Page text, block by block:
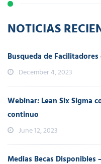
NOTICIAS
Busqueda de
December 4, 2023
Webinar: Lean Six Sigma
continuo
June 12, 2023
Medias Becas Disponibles